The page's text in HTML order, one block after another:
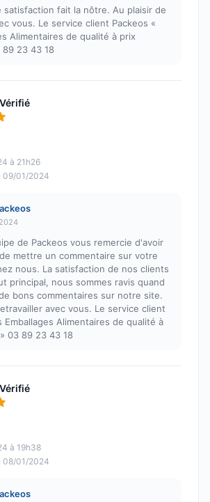
satisfaction fait la nôtre. Au plaisir de
vous. Le service client Packeos «
Alimentaires de qualité à prix
89 23 43 18
5
à 21h26
09/01/2024
de Packeos vous remercie d'avoir
mettre un commentaire sur votre
nous. La satisfaction de nos clients
principal, nous sommes ravis quand
bons commentaires sur notre site.
avec vous. Le service client
Emballages Alimentaires de qualité à
03 89 23 43 18
5
à 19h38
08/01/2024